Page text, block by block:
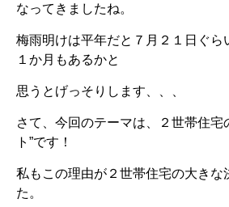
なってきましたね。
梅雨明けは平年だと７月２１日ぐら
１か月もあるかと
思うとげっそりします、、、
さて、今回のテーマは、２世帯住宅
ト”です！
私もこの理由が２世帯住宅の大きな
た。